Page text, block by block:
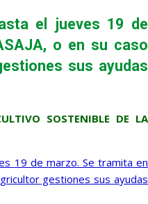
el jueves 19 de
o en su caso
sus ayudas
SOSTENIBLE DE LA
19 de marzo. Se tramita en
gestiones sus ayudas